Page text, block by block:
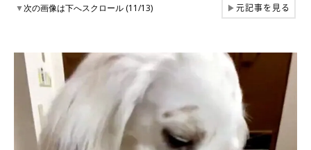
▼次の画像は下へスクロール (11/13) ▶元記事を見る